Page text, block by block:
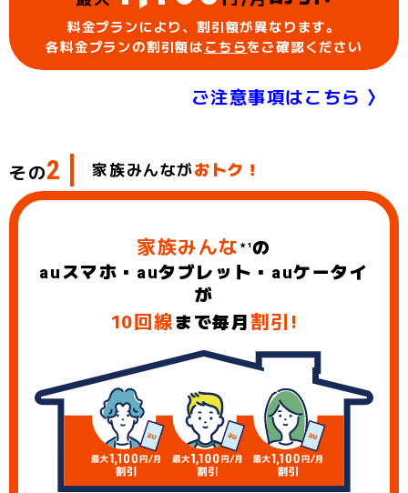
料金プランにより、割引額が異なります。
各料金プランの割引額は こちらをご確認ください
ご注意事項はこちら 〉
その2 家族みんながおトク！
家族みんな★1の
auスマホ・ auタブレット・ auケータイ
が
10回線まで毎月 割引!